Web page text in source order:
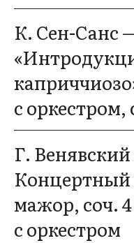
К. Сен-Санс
с оркестром,
Г.
Концертный
мажор, соч.
с оркестром